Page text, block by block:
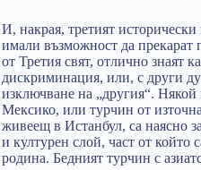
И, накрая, третият
имали възможност да прекарат
от Третия свят, отлично знаят
дискриминация, или, с други
изключване на „другия“.
Мексико, или турчин от
живеещ в Истанбул, са наясно
и културен слой, част от който
родина. Бедният турчин с